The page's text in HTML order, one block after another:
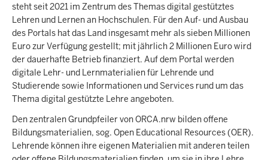
steht seit 2021 im Zentrum des Themas digital gestütztes
Lehren und Lernen an Hochschulen. Für den Auf- und Ausbau
des Portals hat das Land insgesamt mehr als sieben Millionen
Euro zur Verfügung gestellt; mit jährlich 2 Millionen Euro wird
der dauerhafte Betrieb finanziert. Auf dem Portal werden
digitale Lehr- und Lernmaterialien für Lehrende und
Studierende sowie Informationen und Services rund um das
Thema digital gestützte Lehre angeboten.
Den zentralen Grundpfeiler von ORCA.nrw bilden offene
Bildungsmaterialien, sog. Open Educational Resources (OER).
Lehrende können ihre eigenen Materialien mit anderen teilen